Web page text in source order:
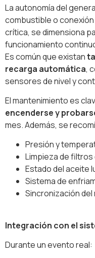
La autonomía del
combustible o
crítica, se dimensiona
funcionamiento
Es común que existan
recarga automática,
sensores de nivel y
El mantenimiento es
encenderse y
mes. Además, se
Presión y
Limpieza de
Estado del aceite
Sistema de
Sincronización
Integración con el
Durante un evento real: